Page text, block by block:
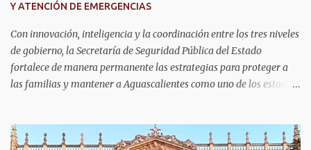
Y ATENCIÓN DE EMERGENCIAS
Con innovación, inteligencia y la coordinación entre los tres niveles
de gobierno, la Secretaría de Seguridad Pública del Estado
fortalece de manera permanente las estrategias para proteger a
las familias y mantener a Aguascalientes como uno de los estados
aérea, brindar apoyo táctico a los operativos de seguridad,